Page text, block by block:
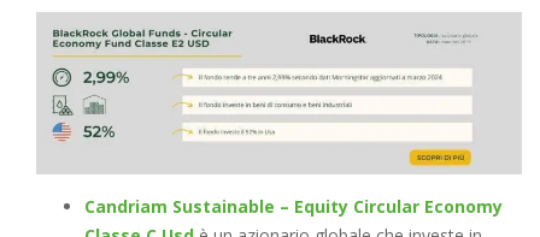
Candriam Sustainable – Equity Circular Economy